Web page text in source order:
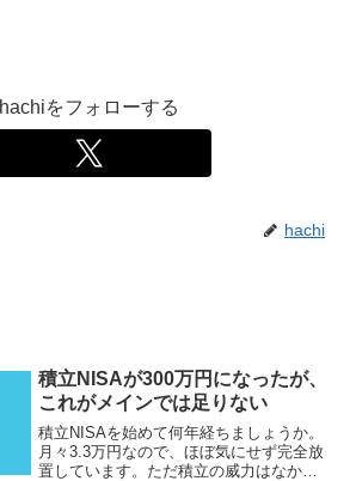
hachiをフォローする
hachi
積立NISAが300万円になったが、
これがメインでは足りない
積立NISAを始めて何年経ちましょうか。
月々3.3万円なので、ほぼ気にせず完全放
置しています。ただ積立の威力はなかな